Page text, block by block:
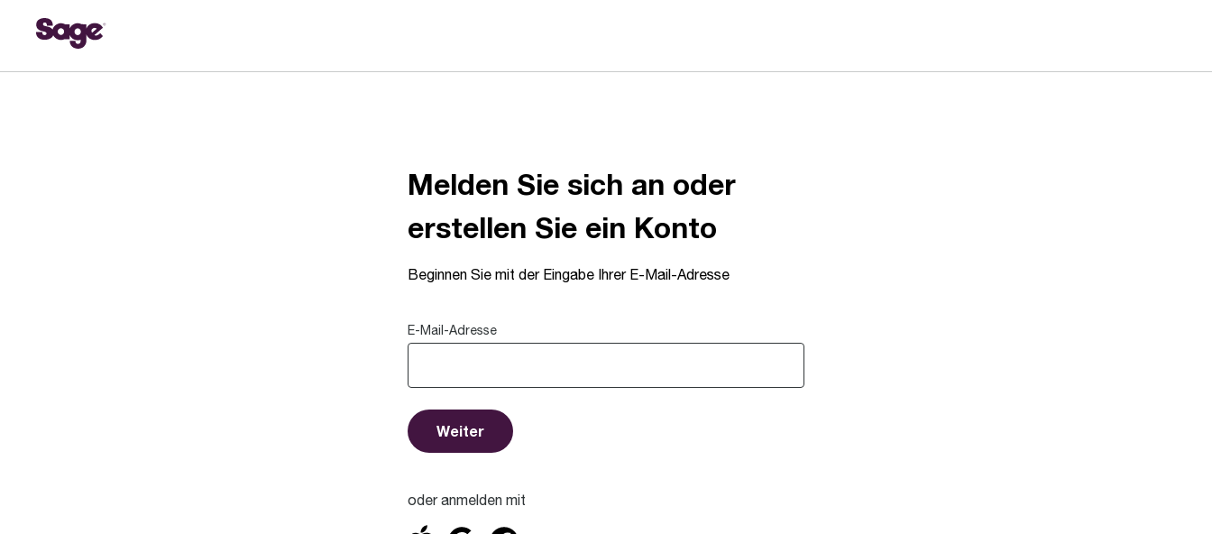
Melden Sie sich an oder
erstellen Sie ein Konto
Beginnen Sie mit der Eingabe Ihrer E-Mail-Adresse
E-Mail-Adresse
Weiter
oder anmelden mit